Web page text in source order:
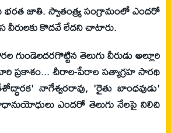
భరత జాతి. స్వాతంత్య్ర సంగ్రామంలో ఎందరో
వీరులకు కొదవే లేదని చాటారు.
గుండెలదరగొట్టిన తెలుగు వీరుడు అల్లూరి
ప్రకాశం... చీరాల-పేరాల సత్యాగ్రహ సారథి
నాగేశ్వరరావు, 'రైతు బాంధవుడు'
ఎందరో తెలుగు నేలపై నిలిచి